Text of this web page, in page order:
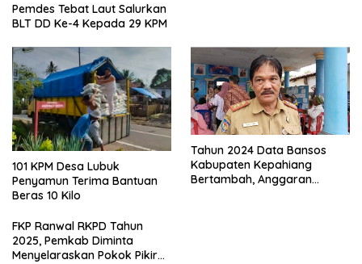
Pemdes Tebat Laut Salurkan
BLT DD Ke-4 Kepada 29 KPM
101 KPM Desa Lubuk
Penyamun Terima Bantuan
Beras 10 Kilo
Tahun 2024 Data Bansos
Kabupaten Kepahiang
Bertambah, Anggaran
FKP Ranwal RKPD Tahun
2025, Pemkab Diminta
Menyelaraskan Pokok Pikiran